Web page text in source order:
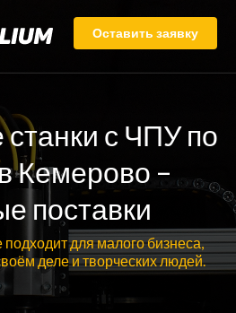
Оставить заявку
с ЧПУ по
Кемерово –
поставки
для малого бизнеса,
деле и творческих людей.